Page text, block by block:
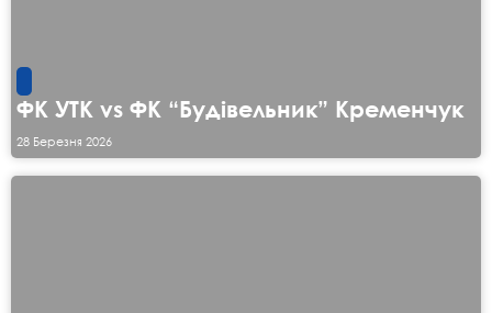
ФК УТК vs ФК “Будівельник” Кременчук
28 Березня 2026